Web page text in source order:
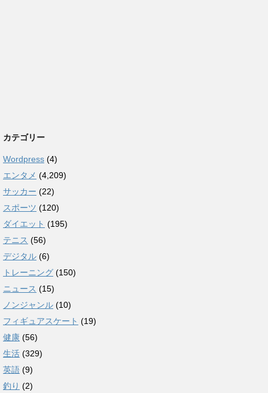
カテゴリー
Wordpress (4)
エンタメ (4,209)
サッカー (22)
スポーツ (120)
ダイエット (195)
テニス (56)
デジタル (6)
トレーニング (150)
ニュース (15)
ノンジャンル (10)
フィギュアスケート (19)
健康 (56)
生活 (329)
英語 (9)
釣り (2)